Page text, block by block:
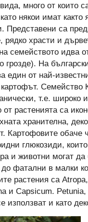
много от които
някои имат както
Представени са
рядко храсти и
семейството идва
грозде). На
един от най-
Семейство
т.е. широко
от растенията са
хранителна,
Картофовите обаче
глюкозиди,
и животни могат да
фатални в малки
растения са
и Capsicum.
използват и като